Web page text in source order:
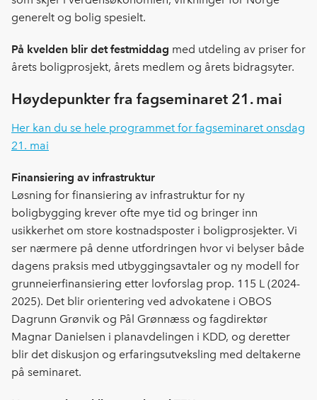
generelt og bolig spesielt.
På kvelden blir det festmiddag med utdeling av priser for
årets boligprosjekt, årets medlem og årets bidragsyter.
Høydepunkter fra fagseminaret 21. mai
Her kan du se hele programmet for fagseminaret onsdag
21. mai
Finansiering av infrastruktur
Løsning for finansiering av infrastruktur for ny
boligbygging krever ofte mye tid og bringer inn
usikkerhet om store kostnadsposter i boligprosjekter. Vi
ser nærmere på denne utfordringen hvor vi belyser både
dagens praksis med utbyggingsavtaler og ny modell for
grunneierfinansiering etter lovforslag prop. 115 L (2024-
2025). Det blir orientering ved advokatene i OBOS
Dagrunn Grønvik og Pål Grønnæss og fagdirektør
Magnar Danielsen i planavdelingen i KDD, og deretter
blir det diskusjon og erfaringsutveksling med deltakerne
på seminaret.